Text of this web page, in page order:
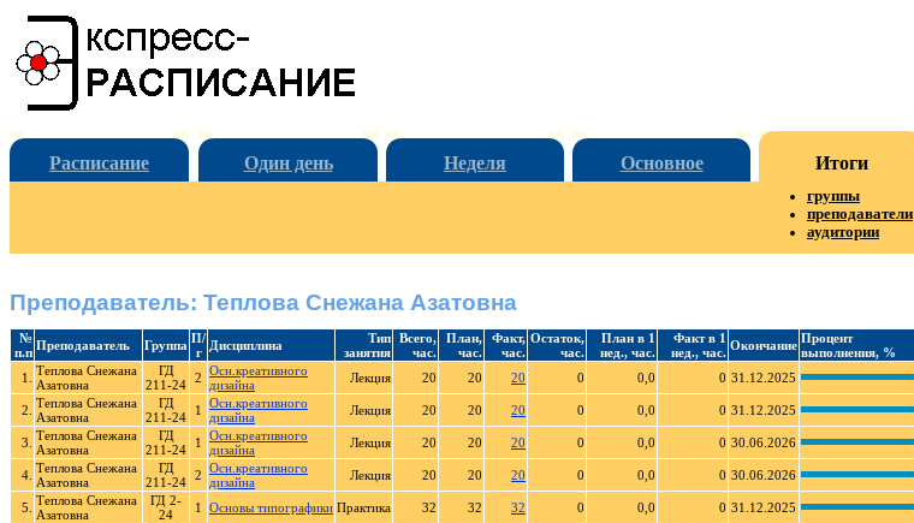
Расписание Один день Неделя Основное Итоги
группы
преподаватели
аудитории
Преподаватель: Теплова Снежана Азатовна
№
п.п Преподаватель Группа П/
г
Дисциплина
Тип
занятия
Всего,
час.
План,
час.
Факт,
час.
Остаток,
час.
План в 1
нед., час.
Факт в 1
нед., час. Окончание Процент
выполнения, %
1.
Теплова Снежана
Азатовна
ГД
211-24 2 Осн.креативного
дизайна
Лекция 20 20 20 0 0,0 0 31.12.2025
2. Теплова Снежана
Азатовна
ГД
211-24
1
Осн.креативного
дизайна
Лекция 20 20 20 0 0,0 0 31.12.2025
3. Теплова Снежана
Азатовна
ГД
211-24
1
Осн.креативного
дизайна
Лекция 20 20 20 0 0,0 0 30.06.2026
4. Теплова Снежана
Азатовна
ГД
211-24 2 Осн.креативного
дизайна
Лекция 20 20 20 0 0,0 0 30.06.2026
5. Теплова Снежана
Азатовна
ГД 2-
24
1 Основы типографики Практика 32 32 32 0 0,0 0 31.12.2025